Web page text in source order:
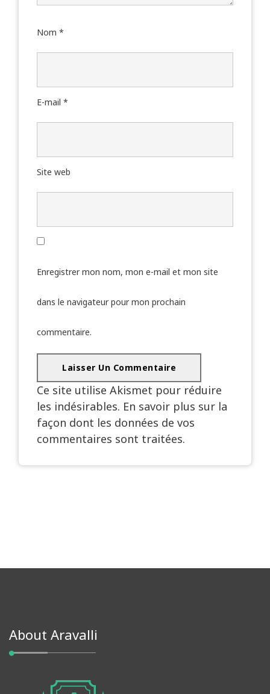
Nom *
E-mail *
Site web
Enregistrer mon nom, mon e-mail et mon site
dans le navigateur pour mon prochain
commentaire.
Ce site utilise Akismet pour réduire
les indésirables. En savoir plus sur la
façon dont les données de vos
commentaires sont traitées.
About Aravalli